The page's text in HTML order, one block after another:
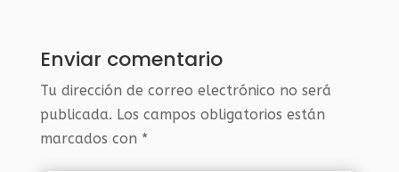
Enviar comentario
Tu dirección de correo electrónico no será
publicada. Los campos obligatorios están
marcados con *